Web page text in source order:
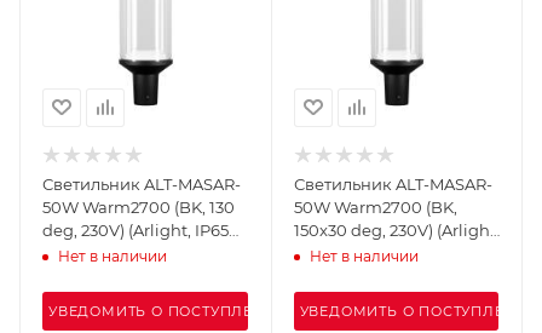
Светильник ALT-MASAR-
50W Warm2700 (BK, 130
deg, 230V) (Arlight, IP65
Металл, 5 лет)
Нет в наличии
УВЕДОМИТЬ О ПОСТУПЛЕНИИ
Светильник ALT-MASAR-
50W Warm2700 (BK,
150x30 deg, 230V) (Arlight,
IP65 Металл, 5 лет)
Нет в наличии
УВЕДОМИТЬ О ПОСТУПЛЕНИИ